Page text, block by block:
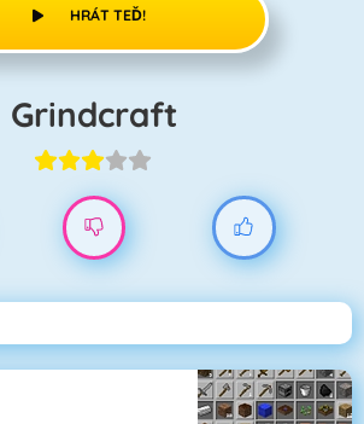
HRÁT TEĎ!
Grindcraft